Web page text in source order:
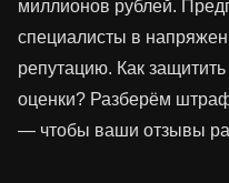
миллионов рублей.
специалисты в
репутацию. Как
оценки? Разберём
— чтобы ваши отзывы